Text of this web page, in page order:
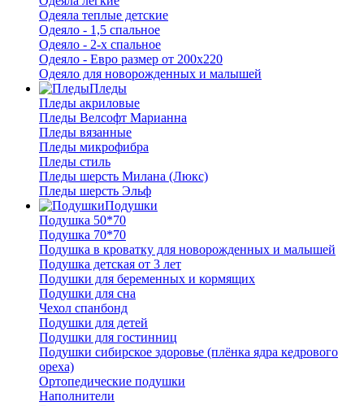
Одеяла теплые детские
Одеяло - 1,5 спальное
Одеяло - 2-х спальное
Одеяло - Евро размер от 200х220
Одеяло для новорожденных и малышей
Пледы
Пледы акриловые
Пледы Велсофт Марианна
Пледы вязанные
Пледы микрофибра
Пледы стиль
Пледы шерсть Милана (Люкс)
Пледы шерсть Эльф
Подушки
Подушка 50*70
Подушка 70*70
Подушка в кроватку для новорожденных и малышей
Подушка детская от 3 лет
Подушки для беременных и кормящих
Подушки для сна
Чехол спанбонд
Подушки для детей
Подушки для гостинниц
Подушки сибирское здоровье (плёнка ядра кедрового
ореха)
Ортопедические подушки
Наполнители